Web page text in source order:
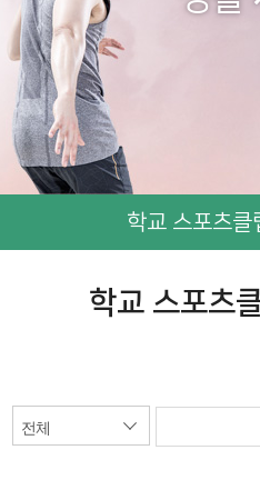
학교 스포츠클
학교 스포츠